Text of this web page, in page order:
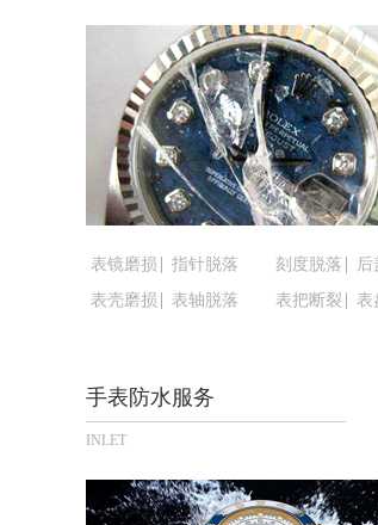
沈阳市沈河区
乌鲁木齐市天
温州市鹿城区
哈尔滨市道里
大连市中山区
佛山市禅城区
东莞市东城街
无锡市梁溪区
南通市崇川区
苏州市苏州工
武汉市江汉区
南宁市青秀区
合肥市蜀山区
青岛市南区山
表镜磨损 指针脱落 刻度脱落
后
表壳磨损
表轴脱落 表把断裂 表
手表防水服务
INLET